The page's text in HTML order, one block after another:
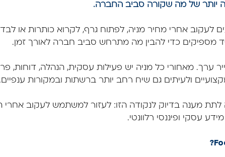
יותר של מה שקורה סביב החברה.
לעקוב אחרי מחיר מניה, לפתוח גרף, לקרוא כותרות או
מספיקים כדי להבין מה מתרחש סביב חברה לאורך זמן.
ערך. מאחורי כל מניה יש פעילות עסקית, הנהלה, דוחות,
ולעיתים גם שיח רחב יותר ברשתות ובמקורות ענפיים.
לתת מענה בדיוק לנקודה הזו: לעזור למשתמש לעקוב אחרי
עסקי ופיננסי רלוונטי.